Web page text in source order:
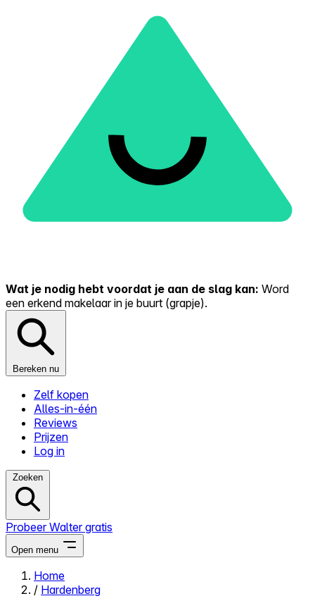
Wat je nodig hebt voordat je aan de slag kan: Word
een erkend makelaar in je buurt (grapje).
Bereken nu
Zelf kopen
Alles-in-één
Reviews
Prijzen
Log in
Zoeken
Probeer Walter gratis
Open menu
Close menu
Home
/ Hardenberg